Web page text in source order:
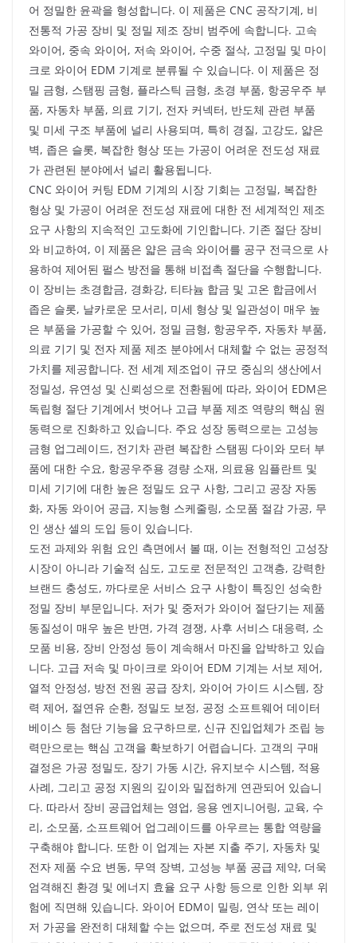
어 정밀한 윤곽을 형성합니다. 이 제품은 CNC 공작기계, 비
전통적 가공 장비 및 정밀 제조 장비 범주에 속합니다. 고속
와이어, 중속 와이어, 저속 와이어, 수중 절삭, 고정밀 및 마이
크로 와이어 EDM 기계로 분류될 수 있습니다. 이 제품은 정
밀 금형, 스탬핑 금형, 플라스틱 금형, 초경 부품, 항공우주 부
품, 자동차 부품, 의료 기기, 전자 커넥터, 반도체 관련 부품
및 미세 구조 부품에 널리 사용되며, 특히 경질, 고강도, 얇은
벽, 좁은 슬롯, 복잡한 형상 또는 가공이 어려운 전도성 재료
가 관련된 분야에서 널리 활용됩니다.
CNC 와이어 커팅 EDM 기계의 시장 기회는 고정밀, 복잡한
형상 및 가공이 어려운 전도성 재료에 대한 전 세계적인 제조
요구 사항의 지속적인 고도화에 기인합니다. 기존 절단 장비
와 비교하여, 이 제품은 얇은 금속 와이어를 공구 전극으로 사
용하여 제어된 펄스 방전을 통해 비접촉 절단을 수행합니다.
이 장비는 초경합금, 경화강, 티타늄 합금 및 고온 합금에서
좁은 슬롯, 날카로운 모서리, 미세 형상 및 일관성이 매우 높
은 부품을 가공할 수 있어, 정밀 금형, 항공우주, 자동차 부품,
의료 기기 및 전자 제품 제조 분야에서 대체할 수 없는 공정적
가치를 제공합니다. 전 세계 제조업이 규모 중심의 생산에서
정밀성, 유연성 및 신뢰성으로 전환됨에 따라, 와이어 EDM은
독립형 절단 기계에서 벗어나 고급 부품 제조 역량의 핵심 원
동력으로 진화하고 있습니다. 주요 성장 동력으로는 고성능
금형 업그레이드, 전기차 관련 복잡한 스탬핑 다이와 모터 부
품에 대한 수요, 항공우주용 경량 소재, 의료용 임플란트 및
미세 기기에 대한 높은 정밀도 요구 사항, 그리고 공장 자동
화, 자동 와이어 공급, 지능형 스케줄링, 소모품 절감 가공, 무
인 생산 셀의 도입 등이 있습니다.
도전 과제와 위험 요인 측면에서 볼 때, 이는 전형적인 고성장
시장이 아니라 기술적 심도, 고도로 전문적인 고객층, 강력한
브랜드 충성도, 까다로운 서비스 요구 사항이 특징인 성숙한
정밀 장비 부문입니다. 저가 및 중저가 와이어 절단기는 제품
동질성이 매우 높은 반면, 가격 경쟁, 사후 서비스 대응력, 소
모품 비용, 장비 안정성 등이 계속해서 마진을 압박하고 있습
니다. 고급 저속 및 마이크로 와이어 EDM 기계는 서보 제어,
열적 안정성, 방전 전원 공급 장치, 와이어 가이드 시스템, 장
력 제어, 절연유 순환, 정밀도 보정, 공정 소프트웨어 데이터
베이스 등 첨단 기능을 요구하므로, 신규 진입업체가 조립 능
력만으로는 핵심 고객을 확보하기 어렵습니다. 고객의 구매
결정은 가공 정밀도, 장기 가동 시간, 유지보수 시스템, 적용
사례, 그리고 공정 지원의 깊이와 밀접하게 연관되어 있습니
다. 따라서 장비 공급업체는 영업, 응용 엔지니어링, 교육, 수
리, 소모품, 소프트웨어 업그레이드를 아우르는 통합 역량을
구축해야 합니다. 또한 이 업계는 자본 지출 주기, 자동차 및
전자 제품 수요 변동, 무역 장벽, 고성능 부품 공급 제약, 더욱
엄격해진 환경 및 에너지 효율 요구 사항 등으로 인한 외부 위
험에 직면해 있습니다. 와이어 EDM이 밀링, 연삭 또는 레이
저 가공을 완전히 대체할 수는 없으며, 주로 전도성 재료 및